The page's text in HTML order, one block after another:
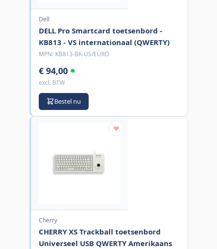
Dell
DELL Pro Smartcard toetsenbord -
KB813 - VS internationaal (QWERTY)
MPN: KB813-BK-US/EURO
€ 94,00
excl. BTW
Bestel nu
Cherry
CHERRY XS Trackball toetsenbord
Universeel USB QWERTY Amerikaans